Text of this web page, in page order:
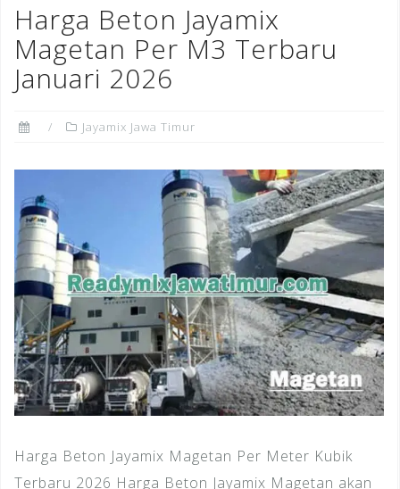
Harga Beton Jayamix
Magetan Per M3 Terbaru
Januari 2026
Jayamix Jawa Timur
Harga Beton Jayamix Magetan Per Meter Kubik
Terbaru 2026 Harga Beton Jayamix Magetan akan